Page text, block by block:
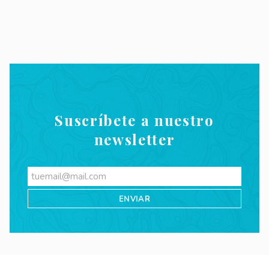
Suscríbete a nuestro
newsletter